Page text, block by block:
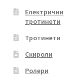
Електрични
тротинети
Тротинети
Скироли
Ролери